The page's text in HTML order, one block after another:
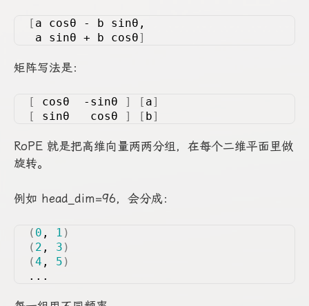
[ a cosθ - b sinθ,
a sinθ + b cosθ]
矩阵写法是：
[ cosθ  -sinθ ] [ a]
[
sinθ   cosθ ] [ b]
RoPE 就是把高维向量两两分组，在每个二维平面里做
旋转。
例如 head_dim=96，会分成：
( 0 , 1 )
( 2 , 3 )
(4 , 5 )
...